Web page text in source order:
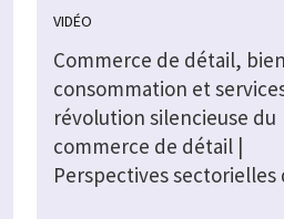
VIDÉO
Commerce de détail,
consommation et
révolution silencieuse du
commerce de détail |
Perspectives sectorielles